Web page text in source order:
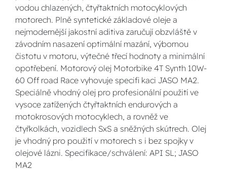
vodou chlazených, čtyřtaktních motocyklových
motorech. Plně syntetické základové oleje a
nejmodernější jakostní aditiva zaručují obzvláště v
závodním nasazení optimální mazání, výbornou
čistotu v motoru, výtečné třecí hodnoty a minimální
opotřebení. Motorový olej Motorbike 4T Synth 10W-
60 Off road Race vyhovuje specifi kaci JASO MA2.
Speciálně vhodný olej pro profesionální použití ve
vysoce zatížených čtyřtaktních endurových a
motokrosových motocyklech, a rovněž ve
čtyřkolkách, vozidlech SxS a sněžných skútrech. Olej
je vhodný pro použití v motorech s i bez spojky v
olejové lázni. Specifikace/schválení: API SL; JASO
MA2